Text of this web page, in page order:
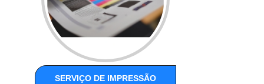
SERVIÇO DE IMPRESSÃO